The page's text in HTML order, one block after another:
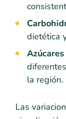
dietética
la región.
Las